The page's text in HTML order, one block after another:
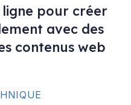
ligne pour créer
avec des
contenus web